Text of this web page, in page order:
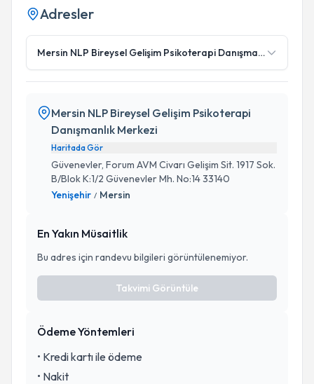
Adresler
Mersin NLP Bireysel Gelişim Psikoterapi Danışmanlık Merkezi
Mersin NLP Bireysel Gelişim Psikoterapi
Danışmanlık Merkezi
Haritada Gör
Güvenevler, Forum AVM Civarı Gelişim Sit. 1917 Sok.
B/Blok K:1/2 Güvenevler Mh. No:14 33140
Yenişehir / Mersin
En Yakın Müsaitlik
Bu adres için randevu bilgileri görüntülenemiyor.
Takvimi Görüntüle
Ödeme Yöntemleri
• Kredi kartı ile ödeme
• Nakit